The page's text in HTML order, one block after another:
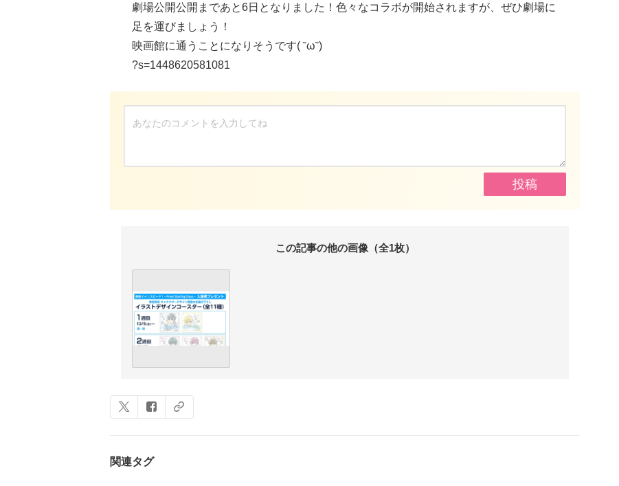
劇場公開公開まであと6日となりました！色々なコラボが開始されますが、ぜひ劇場に
足を運びましょう！
映画館に通うことになりそうです( ˘ω˘)
?s=1448620581081
この記事の他の画像（全1枚）
関連タグ